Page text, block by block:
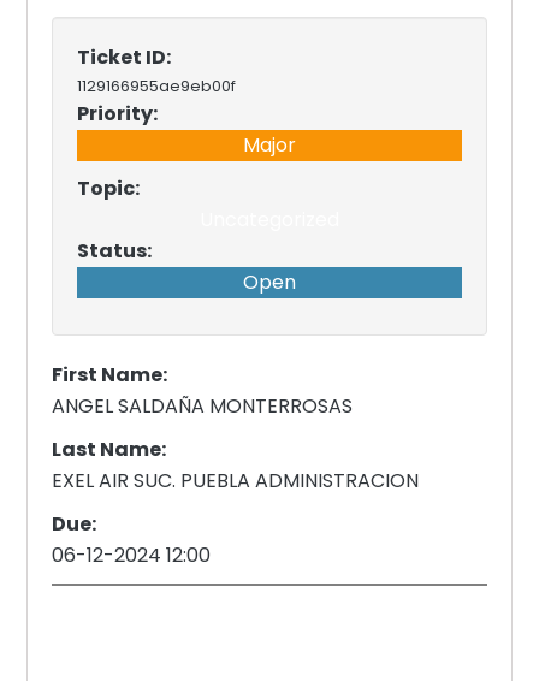
Ticket ID:
1129166955ae9eb00f
Priority:
Major
Topic:
Status:
Open
First Name:
ANGEL SALDAÑA MONTERROSAS
Last Name:
EXEL AIR SUC. PUEBLA ADMINISTRACION
Due:
06-12-2024 12:00